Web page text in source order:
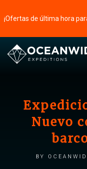
Nuevo
by